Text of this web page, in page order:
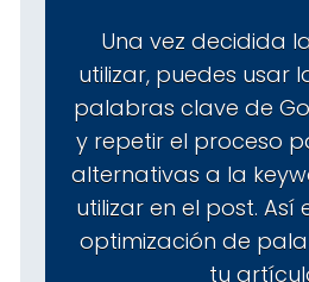
Una vez decidida
utilizar, puedes usar
palabras clave de
y repetir el proceso
alternativas a la
utilizar en el post. Así
optimización de
tu